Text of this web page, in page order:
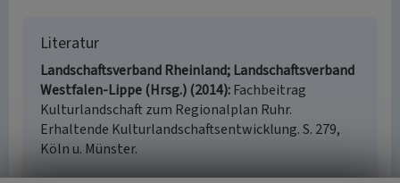
Literatur
Landschaftsverband Rheinland; Landschaftsverband
Westfalen-Lippe (Hrsg.) (2014) Fachbeitrag
Kulturlandschaft zum Regionalplan Ruhr.
Erhaltende Kulturlandschaftsentwicklung. S. 279,
Köln u. Münster.